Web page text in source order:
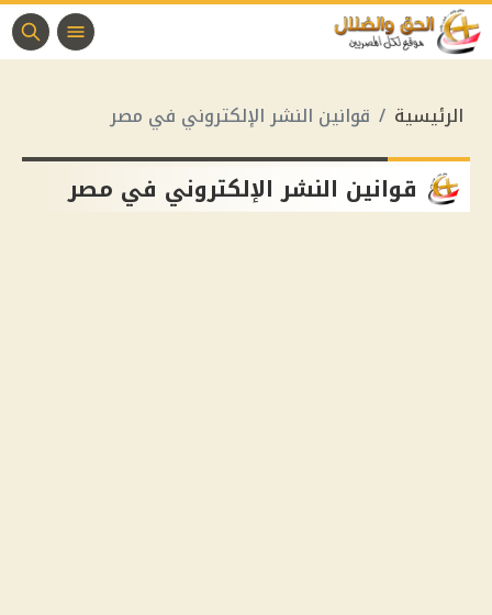
الرئيسية قوانين النشر الإلكتروني في مصر
قوانين النشر الإلكتروني في مصر